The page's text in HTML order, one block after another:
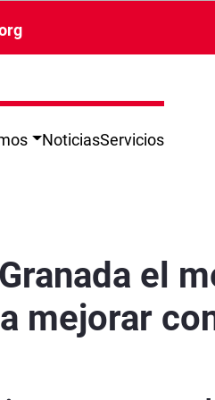
NoticiasServicios
el
mejorar